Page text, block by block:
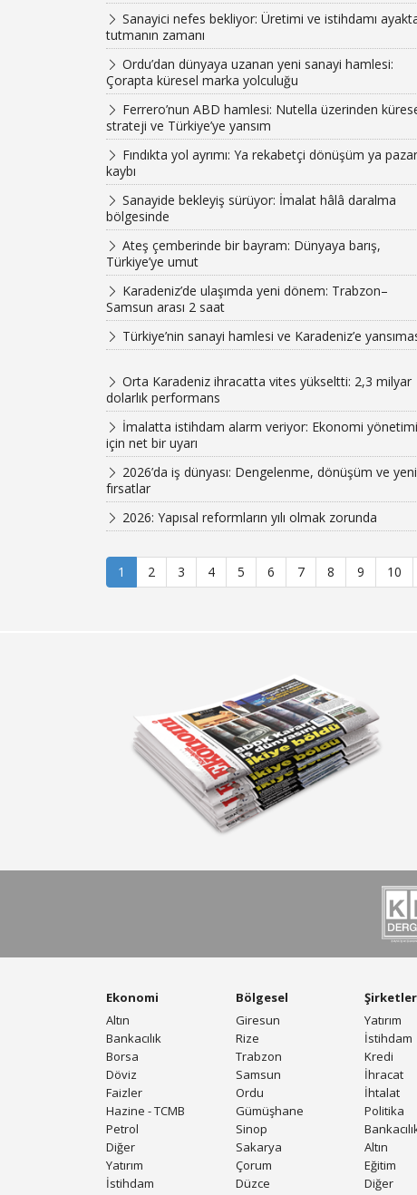
Sanayici nefes bekliyor: Üretimi ve istihdamı
tutmanın zamanı
Ordu’dan dünyaya uzanan yeni sanayi hamlesi:
Çorapta küresel marka yolculuğu
Ferrero’nun ABD hamlesi: Nutella üzerinden
strateji ve Türkiye’ye yansım
Fındıkta yol ayrımı: Ya rekabetçi dönüşüm ya pazar
kaybı
Sanayide bekleyiş sürüyor: İmalat hâlâ daralma
bölgesinde
Ateş çemberinde bir bayram: Dünyaya barış,
Türkiye’ye umut
Karadeniz’de ulaşımda yeni dönem: Trabzon–
Samsun arası 2 saat
Türkiye’nin sanayi hamlesi ve Karadeniz’e
Orta Karadeniz ihracatta vites yükseltti: 2,3 milyar
dolarlık performans
İmalatta istihdam alarm veriyor: Ekonomi yönetimi
için net bir uyarı
2026’da iş dünyası: Dengelenme, dönüşüm ve yeni
fırsatlar
2026: Yapısal reformların yılı olmak zorunda
1 2 3 4 5 6 7 8 9 10
Ekonomi
Altın
Bankacılık
Borsa
Döviz
Faizler
Hazine - TCMB
Petrol
Diğer
Yatırım
İstihdam
Bölgesel
Giresun
Rize
Trabzon
Samsun
Ordu
Gümüşhane
Sinop
Sakarya
Çorum
Düzce
Şirketler
Yatırım
İstihdam
Kredi
İhracat
İhtalat
Politika
Altın
Eğitim
Diğer